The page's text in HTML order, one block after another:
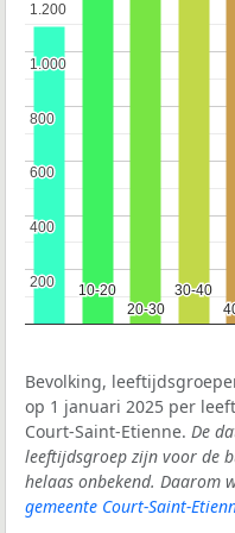
10-20
10-20
20-30
20-30
30-40
30-40
200
200
400
400
600
600
800
800
1.000
1.000
1.200
1.200
Bevolking,
op 1 januari 2025 per
Court-Saint-Etienne. De
leeftijdsgroep zijn voor de
helaas onbekend. Daarom
gemeente Court-Saint-